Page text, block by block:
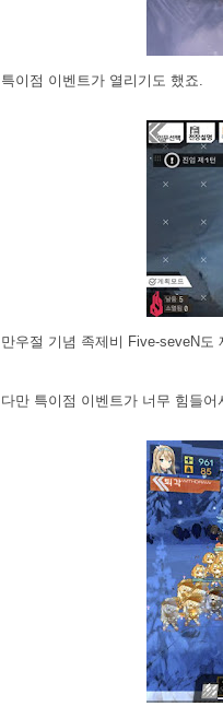
특이점 이벤트가 열리기도 했죠.
만우절 기념 족제비 Five-seveN도
다만 특이점 이벤트가 너무 힘들